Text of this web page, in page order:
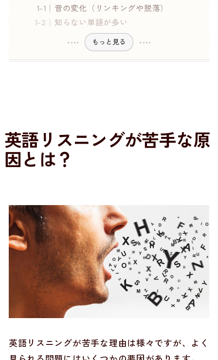
音の変化（リンキングや脱落）
知らない単語が多い
もっと見る
英語リスニングが苦手な原
因とは？
英語リスニングが苦手な理由は様々ですが、よく